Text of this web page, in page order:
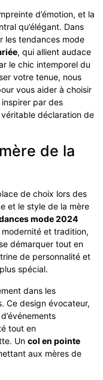
d’émotion, et la
qu’élégant. Dans
les tendances mode
, qui allient audace
le chic intemporel du
votre tenue, nous
vous aider à choisir
par des
déclaration de
de la
de choix lors des
et le style de la mère
mode 2024
et tradition,
démarquer tout en
de personnalité et
spécial.
dans les
Ce design évocateur,
tout en
Un col en pointe
aux mères de